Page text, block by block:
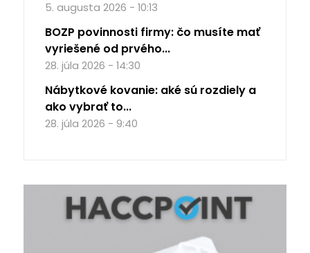
5. augusta 2026 - 10:13
BOZP povinnosti firmy: čo musíte mať
vyriešené od prvého...
28. júla 2026 - 14:30
Nábytkové kovanie: aké sú rozdiely a
ako vybrať to...
28. júla 2026 - 9:40